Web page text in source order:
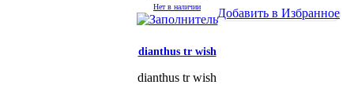
Нет в наличии Добавить в Избранное
dianthus tr wish
dianthus tr wish